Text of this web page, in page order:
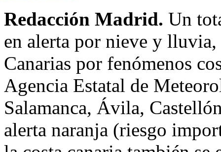
Redacción Madrid. Un
en alerta por nieve y lluvia,
Canarias por fenómenos
Agencia Estatal de
Salamanca, Ávila,
alerta naranja (riesgo